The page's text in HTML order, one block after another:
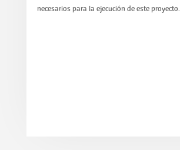
necesarios para la ejecución de este proyecto.